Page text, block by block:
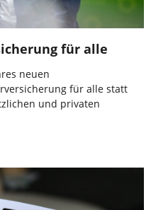
für alle
neuen
für alle statt
und privaten